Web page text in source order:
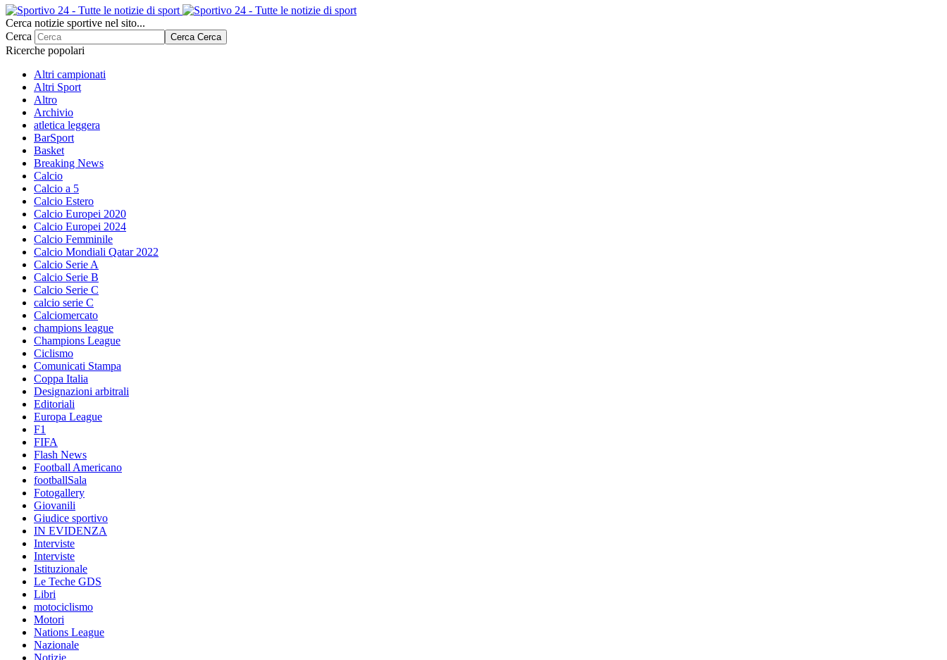
Cerca notizie sportive nel sito...
Cerca
Cerca Cerca
Ricerche popolari
Altri campionati
Altri Sport
Altro
Archivio
atletica leggera
BarSport
Basket
Breaking News
Calcio
Calcio a 5
Calcio Estero
Calcio Europei 2020
Calcio Europei 2024
Calcio Femminile
Calcio Mondiali Qatar 2022
Calcio Serie A
Calcio Serie B
Calcio Serie C
calcio serie C
Calciomercato
champions league
Champions League
Ciclismo
Comunicati Stampa
Coppa Italia
Designazioni arbitrali
Editoriali
Europa League
F1
FIFA
Flash News
Football Americano
footballSala
Fotogallery
Giovanili
Giudice sportivo
IN EVIDENZA
Interviste
Interviste
Istituzionale
Le Teche GDS
Libri
motociclismo
Motori
Nations League
Nazionale
Notizie